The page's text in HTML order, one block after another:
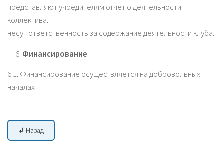
представляют учредителям отчет о деятельности
коллектива.
несут ответственность за содержание деятельности клуба.
Финансирование
6.1. Финансирование осуществляется на добровольных
началах
↲ Назад